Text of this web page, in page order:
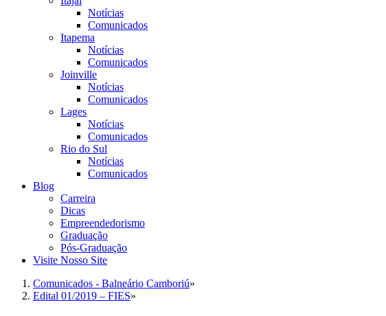
Notícias
Comunicados
Itapema
Notícias
Comunicados
Joinville
Notícias
Comunicados
Lages
Notícias
Comunicados
Rio do Sul
Notícias
Comunicados
Blog
Carreira
Dicas
Empreendedorismo
Graduação
Pós-Graduação
Visite Nosso Site
Comunicados - Balneário Camboriú»
Edital 01/2019 – FIES»